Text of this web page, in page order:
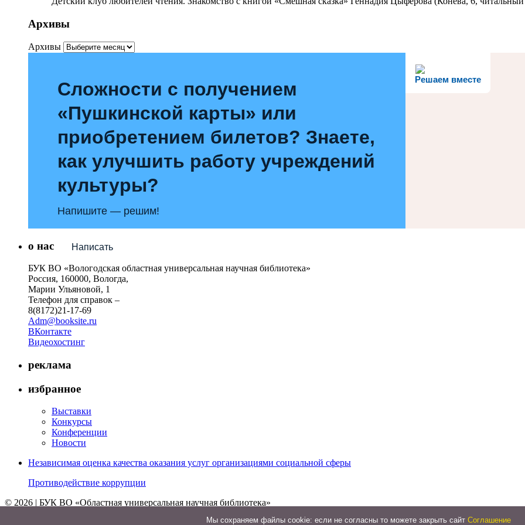
Архивы
Архивы
Решаем вместе
Сложности с получением
«Пушкинской карты» или
приобретением билетов? Знаете,
как улучшить работу учреждений
культуры?
Напишите — решим!
Написать
о нас
БУК ВО «Вологодская областная универсальная научная библиотека»
Россия, 160000, Вологда,
Марии Ульяновой, 1
Телефон для справок –
8(8172)21-17-69
Adm@booksite.ru
ВКонтакте
Видеохостинг
реклама
избранное
Выставки
Конкурсы
Конференции
Новости
Независимая оценка качества оказания услуг организациями социальной сферы
Противодействие коррупции
© 2026 | БУК ВО «Областная универсальная научная библиотека»
Мы cохраняем файлы cookie: если не согласны то можете закрыть сайт Соглашение